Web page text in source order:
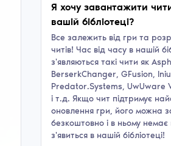
Я хочу завантажити
вашій бібліотеці?
Все залежить від гри та
читів! Час від часу в нашій
з'являються такі чити як
BerserkChanger, GFusion,
Predator.Systems, UwUware
і т.д. Якщо чит підтримує
оновлення гри, його можна
безкоштовно і в ньому немає
з'явиться в нашій бібліотеці!